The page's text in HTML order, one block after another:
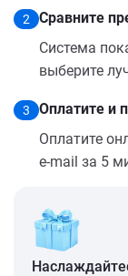
2
Сравните
Система
выберите
3
Оплатите и
Оплатите
e-mail за 5